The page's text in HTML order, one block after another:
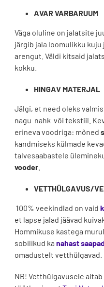
AVAR VARBARUUM
Väga oluline on jalatsite
järgib jala loomulikku
arengut. Väldi kitsaid
kokku.
HINGAV MATERJAL
Jälgi, et need oleks
nagu nahk või tekstiil.
erineva voodriga: mõned
kandmiseks külmade
talvesaabastele
vooder.
VETTHÜLGAVUS/
100% veekindlad on vaid
et lapse jalad jäävad
Hommikuse kastega
sobilikud ka nahast
omadustelt vetthülgavad.
NB! Vetthülgavusele